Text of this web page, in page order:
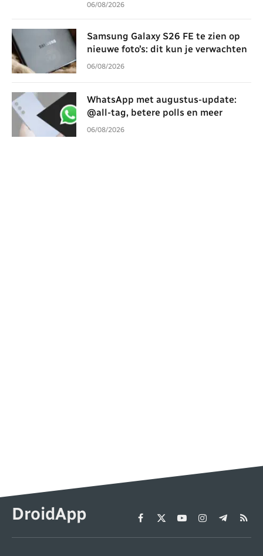
06/08/2026
Samsung Galaxy S26 FE te zien op
nieuwe foto’s: dit kun je verwachten
06/08/2026
WhatsApp met augustus-update:
@all-tag, betere polls en meer
06/08/2026
DroidApp Facebook
X
(Twitter)
YouTubeInstagram
Telegram
RSS